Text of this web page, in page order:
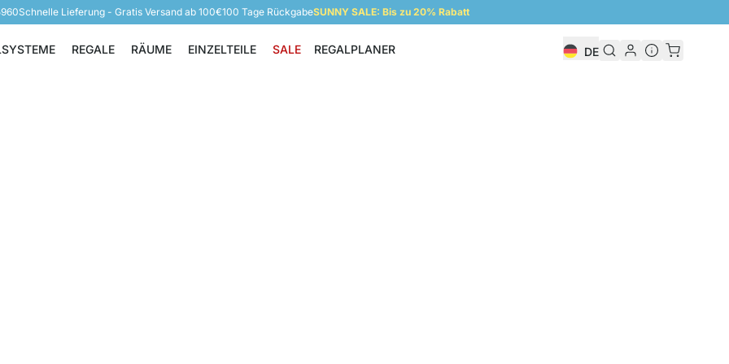
Schnelle Lieferung - Gratis Versand ab 100€100 Tage RückgabeSUNNY SALE: Bis zu 20% Rabatt
Regalsysteme
REGALE
Regale
RÄUME
Räume
EINZELTEILE
Einzelteile
SALE REGALPLANER DE